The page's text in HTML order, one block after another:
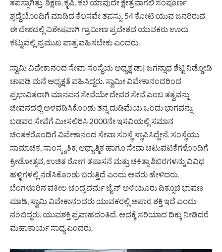
ತಪಸ್ಸಾಗಿತ್ತು. ಶಿಕ್ಷಣ, ಕೃಷಿ, ಕಲೆ ಯಾವುದೇ ಕ್ಷೇತ್ರವಾಗಲಿ ಸಂಪೂರ್ಣ
ಶ್ರದ್ಧೆಯೊಂದಿಗೆ ಮಾಡಿದ ಕೆಲಸವೇ ತಪಸ್ಸು. 54 ಕೋಟಿ ಯುವ ಜನರಿರುವ
ಈ ದೇಶದಲ್ಲಿ ವಿಶೇಷವಾಗಿ ಗ್ರಾಮೀಣ ಪ್ರದೇಶದ ಯುವಕರು ಊರು
ಕಟ್ಟುವಲ್ಲಿ ಪ್ರಮುಖ ಪಾತ್ರ ವಹಿಸಬೇಕು ಎಂದರು.
ಸ್ವಾಮಿ ವಿವೇಕಾನಂದ ಸೇವಾ ಸಂಸ್ಥೆಯ ಅಧ್ಯಕ್ಷ ಡಾ| ಜಗನ್ನಾಥ ಶೆಟ್ಟಿ ನಿಡ್ಡೋಡಿ
ಚಾವಡಿ ಮನೆ ಅಧ್ಯಕ್ಷತೆ ವಹಿಸಿದ್ದರು. ಸ್ವಾಮೀ ವಿವೇಕಾನಂದರಿಂದ
ಪ್ರಭಾವಿತರಾಗಿ ಮಾನವನ ಸೇವೆಯೇ ದೇವರ ಸೇವೆ ಎಂಬ ತತ್ವವನ್ನು
ಜೀವನದಲ್ಲಿ ಅಳವಡಿಸಿಕೊಂಡು ತನ್ನ ದುಡಿಮೆಯ ಒಂದು ಭಾಗವನ್ನು
ಬಡವರ ಸೇವೆಗೆ ಮೀಸಲಿರಿಸಿ 2000ನೇ ಇಸವಿಯಲ್ಲಿ ಸಮಾನ
ಚಿಂತಕರೊಂದಿಗೆ ವಿವೇಕಾನಂದ ಸೇವಾ ಸಂಸ್ಥೆ ಸ್ಥಾಪಿಸಿದ್ದೇನೆ. ಸಂಸ್ಥೆಯು
ಸಾಮಾಜಿಕ, ಸಾಂಸ್ಕೃತಿಕ, ಆಧ್ಯಾತ್ಮಿಕ ಹಾಗೂ ಸೇವಾ ಚಟುವಟಿಕೆಗಳೊಂದಿಗೆ
ಕ್ರೀಡೋತ್ಸವ, ಉಚಿತ ರೋಗ ತಪಾಸನೆ ಮತ್ತು ಚಿಕಿತ್ಸಾ ಶಿಬಿರಗಳನ್ನು ವಿವಿಧ
ಹಳ್ಳಿಗಳಲ್ಲಿ ನಡೆಸಿಕೊಂಡು ಬರುತ್ತಿದೆ ಎಂದು ಅವರು ಹೇಳಿದರು.
ಬೆಂಗಳೂರಿನ ವಕೀಲ ಚಂದ್ರವರ್ಮ ಜೈನ್ ಅಳಿಯೂರು ದಿಕ್ಸೂಚಿ ಭಾಷಣ
ಮಾಡಿ, ಸ್ವಾಮಿ ವಿವೇಕಾನಂದರು ಯುವಕರಲ್ಲಿ ಅಪಾರ ಶಕ್ತಿ ಇದೆ ಎಂದು
ನಂಬಿದ್ದರು. ಯುವಶಕ್ತಿ ಪ್ರವಾಹದಂತಿದೆ. ಅದಕ್ಕೆ ಸರಿಯಾದ ದಿಕ್ಕು ನೀಡಿದರೆ
ಮಹಾಕಾರ್ಯ ಸಾಧ್ಯ ಎಂದರು.